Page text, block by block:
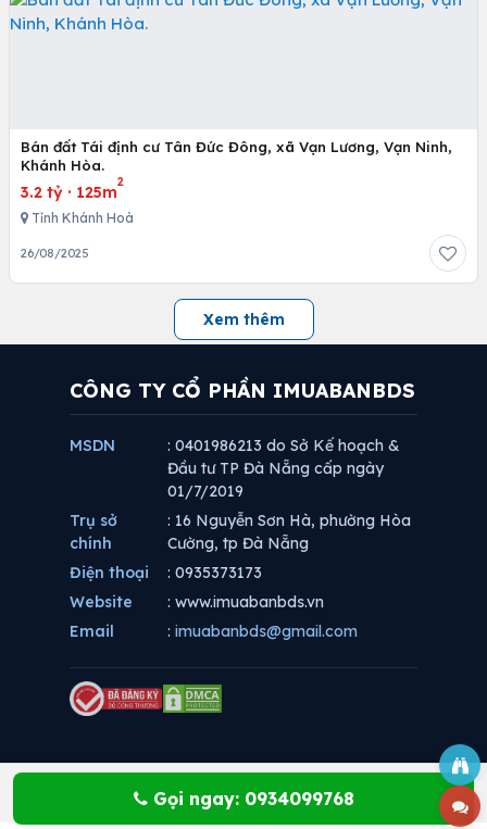
Bán đất Tái định cư Tân Đức Đông, xã Vạn Lương, Vạn Ninh,
Khánh Hòa.
3.2 tỷ · 125m
2
Tỉnh Khánh Hoà
26/08/2025
Xem thêm
Gọi ngay: 0934099768
CÔNG TY CỔ PHẦN IMUABANBDS
MSDN
: 0401986213 do Sở Kế hoạch &
Đầu tư TP Đà Nẵng cấp ngày
01/7/2019
Trụ sở
chính
: 16 Nguyễn Sơn Hà, phường Hòa
Cường, tp Đà Nẵng
Điện thoại
: 0935373173
Website
: www.imuabanbds.vn
Email
: imuabanbds@gmail.com